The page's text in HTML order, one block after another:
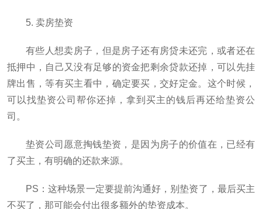
5. 卖房垫资
有些人想卖房子，但是房子还有房贷未还完，或者还在
抵押中，自己又没有足够的资金把剩余贷款还掉，可以先挂
牌出售，等有买主看中，确定要买，交好定金。这个时候，
可以找垫资公司帮你还掉，拿到买主的钱后再还给垫资公
司。
垫资公司愿意掏钱垫资，是因为房子的价值在，已经有
了买主，有明确的还款来源。
PS：这种场景一定要提前沟通好，别垫资了，最后买主
不买了，那可能会付出很多额外的垫资成本。